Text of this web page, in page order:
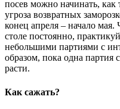
посев можно начинать, как
угроза возвратных
конец апреля – начало
столе постоянно,
небольшими партиями с
образом, пока одна партия
расти.
Как сажать?